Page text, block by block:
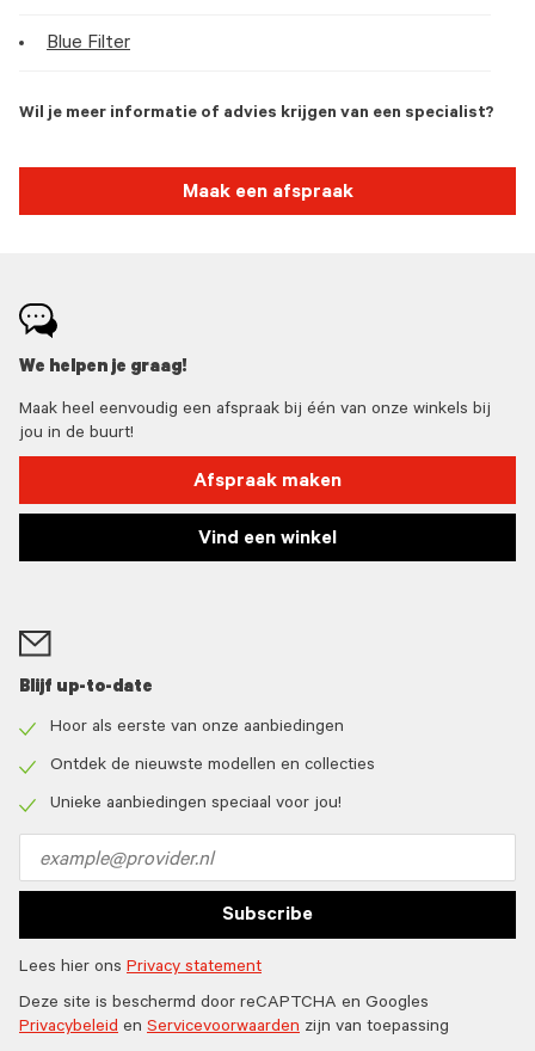
Blue Filter
Wil je meer informatie of advies krijgen van een specialist?
Maak een afspraak
We helpen je graag!
Maak heel eenvoudig een afspraak bij één van onze winkels bij
jou in de buurt!
Afspraak maken
Vind een winkel
Blijf up-to-date
icon
Hoor als eerste van onze aanbiedingen
icon
Ontdek de nieuwste modellen en collecties
Unieke aanbiedingen speciaal voor jou!
address
Subscribe
Lees hier ons Privacy statement
Deze site is beschermd door reCAPTCHA en Googles
Privacybeleid en Servicevoorwaarden zijn van toepassing